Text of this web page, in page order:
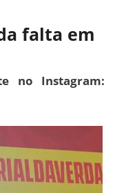
falta em
no Instagram: